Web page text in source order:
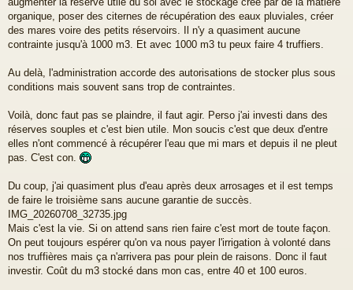
g
e
organique, poser des citernes de récupération des eaux pluviales, créer
des mares voire des petits réservoirs. Il n'y a quasiment aucune
contrainte jusqu'à 1000 m3. Et avec 1000 m3 tu peux faire 4 truffiers.
Au delà, l'administration accorde des autorisations de stocker plus sous
conditions mais souvent sans trop de contraintes.
Voilà, donc faut pas se plaindre, il faut agir. Perso j'ai investi dans des
réserves souples et c'est bien utile. Mon soucis c'est que deux d'entre
elles n'ont commencé à récupérer l'eau que mi mars et depuis il ne pleut
pas. C'est con.
Du coup, j'ai quasiment plus d'eau après deux arrosages et il est temps
de faire le troisième sans aucune garantie de succès.
IMG_20260708_32735.jpg
Mais c'est la vie. Si on attend sans rien faire c'est mort de toute façon.
On peut toujours espérer qu'on va nous payer l'irrigation à volonté dans
nos truffières mais ça n'arrivera pas pour plein de raisons. Donc il faut
investir. Coût du m3 stocké dans mon cas, entre 40 et 100 euros.